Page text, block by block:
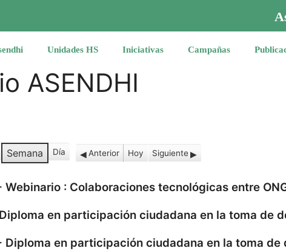
Unidades HS Iniciativas Campañas
ASENDHI
Semana Día Anterior Hoy Siguiente
Webinario : Colaboraciones tecnológicas entre
Diploma en participación ciudadana en la toma de
Diploma en participación ciudadana en la toma de